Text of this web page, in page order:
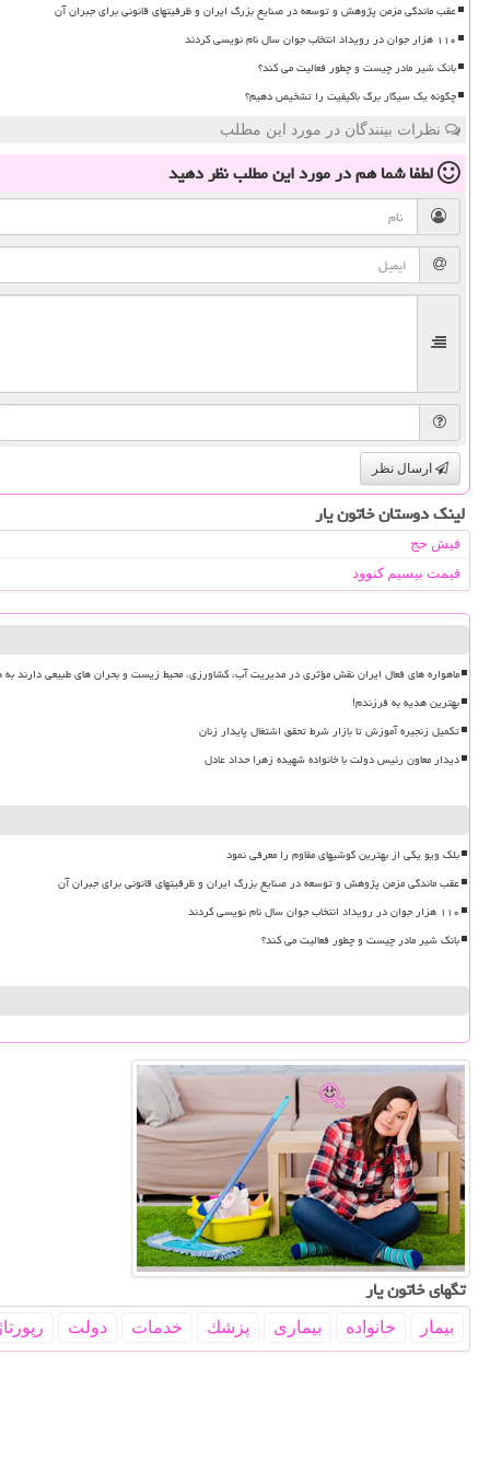
عقب ماندگی مزمن پژوهش و توسعه در صنایع بزرگ ایران و ظرفیتهای قانونی برای جبران آن
۱۱۰ هزار جوان در رویداد انتخاب جوان سال نام نویسی کردند
بانک شیر مادر چیست و چطور فعالیت می کند؟
چگونه یک سیگار برگ باکیفیت را تشخیص دهیم؟
نظرات بینندگان در مورد این مطلب
لطفا شما همدر مورد این مطلبنظر دهید
ارسال نظر
لینک دوستان خاتون یار
فیش حج
قیمت بیسیم کنوود
ماهواره های فعال ایران نقش مؤثری در مدیریت آب، کشاورزی، محیط زیست و بحران های طبیعی دارند به
بهترین هدیه به فرزندم!
تکمیل زنجیره آموزش تا بازار شرط تحقق اشتغال پایدار زنان
دیدار معاون رئیس دولت با خانواده شهیده زهرا حداد عادل
بلک ویو یکی از بهترین گوشیهای مقاوم را معرفی نمود
عقب ماندگی مزمن پژوهش و توسعه در صنایع بزرگ ایران و ظرفیتهای قانونی برای جبران آن
۱۱۰ هزار جوان در رویداد انتخاب جوان سال نام نویسی کردند
بانک شیر مادر چیست و چطور فعالیت می کند؟
تگهای خاتون یار
بیمار خانواده بیماری پزشك خدمات دولت رپورتاژ